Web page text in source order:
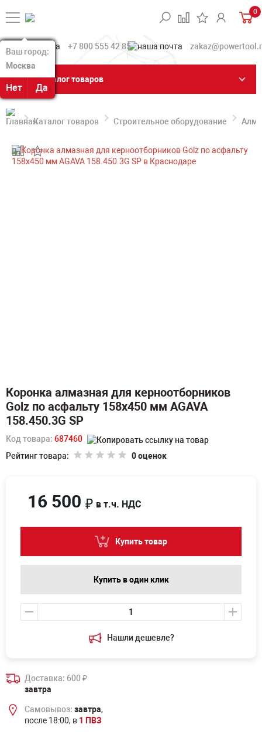
Ваш город:
Москва
Нет Да
Ваш город:
Москва
Нет Да
0
+7 800 555 42 85
Каталог товаров
Каталог товаров Строительное оборудование
Коронка алмазная для керноотборников
Golz по асфальту 158х450 мм AGAVA
158.450.3G SP
Код товара: 687460
Рейтинг товара:
0 оценок
Нашли дешевле?
16 500 ₽ в т.ч. НДС
Купить товар
Купить в один клик
Доставка: 600₽
завтра
Самовывоз: завтра,
после 18:00, в 1 ПВЗ